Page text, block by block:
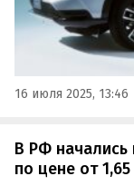
16 июля 2025, 13:46
В РФ начались
по цене от